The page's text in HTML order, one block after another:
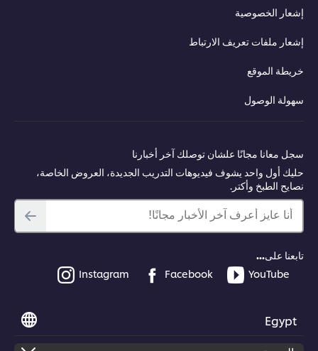
إشعار الخصوصية
إشعار ملفات تعريف الارتباط
خريطة الموقع
سهولة الوصول
سجل معانا مجانًا علشان توصلك آخر أخبارنا
حليك أول واحد يشوف فيديوهات التدريب الجديدة، العروض الخاصة،
نصايح الطبخ وأكتر.
أنا عايز أعرف آخر الأخبار مجانًا!
تابعنا على...
YouTube
Facebook
Instagram
Egypt